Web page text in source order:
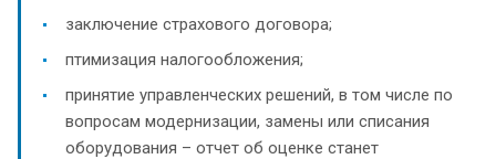
заключение страхового договора;
птимизация налогообложения;
принятие управленческих решений, в том числе по
вопросам модернизации, замены или списания
оборудования – отчет об оценке станет